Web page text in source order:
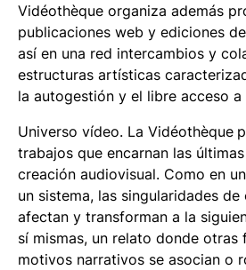
Vidéothèque organiza además
publicaciones web y ediciones
así en una red intercambios y
estructuras artísticas
la autogestión y el libre acceso a
Universo vídeo. La Vidéothèque
trabajos que encarnan las
creación audiovisual. Como en
un sistema, las singularidades
afectan y transforman a la
sí mismas, un relato donde
motivos narrativos se asocian o